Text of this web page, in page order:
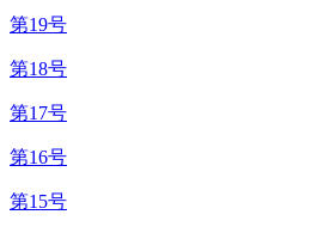
第19号
第18号
第17号
第16号
第15号